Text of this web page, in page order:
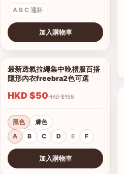
A B C 通杯
加入購物車
1/6
查看圖片
最新透氣拉繩集中晚禮服百搭
隱形內衣freebra2色可選
HKD $50 HKD $198
黑色
膚色
A
B C D E F
加入購物車
查看圖片